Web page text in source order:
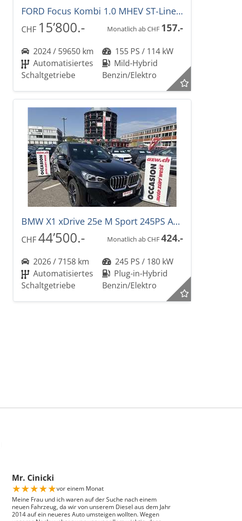
FORD Focus Kombi 1.0 MHEV ST-Line Automat
CHF 15’800.- Monatlich ab CHF 157.-
2024 / 59650 km
155 PS / 114 kW
Automatisiertes
Schaltgetriebe
Mild-Hybrid
Benzin/Elektro
BMW X1 xDrive 25e M Sport 245PS Automat
CHF44’500.- Monatlich ab CHF424.-
2026 / 7158 km
245 PS / 180 kW
Automatisiertes
Schaltgetriebe
Plug-in-Hybrid
Benzin/Elektro
Mr. Cinicki
★★★★★vor einem Monat
Meine Frau und ich waren auf der Suche nach einem
neuen Fahrzeug, da wir von unserem Diesel aus dem Jahr
2014 auf ein neueres Auto umsteigen wollten. Wegen